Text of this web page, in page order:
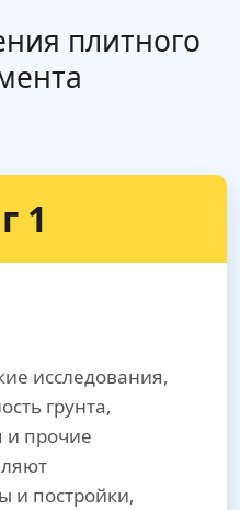
плитного
1
исследования,
грунта,
и прочие
и постройки,